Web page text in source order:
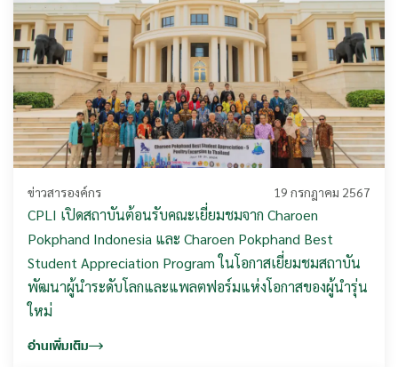
ข่าวสารองค์กร 19 กรกฎาคม 2567
CPLI เปิดสถาบันต้อนรับคณะเยี่ยมชมจาก Charoen
Pokphand Indonesia และ Charoen Pokphand Best
Student Appreciation Program ในโอกาสเยี่ยมชมสถาบัน
พัฒนาผู้นำระดับโลกและแพลตฟอร์มแห่งโอกาสของผู้นำรุ่น
ใหม่
อ่านเพิ่มเติม